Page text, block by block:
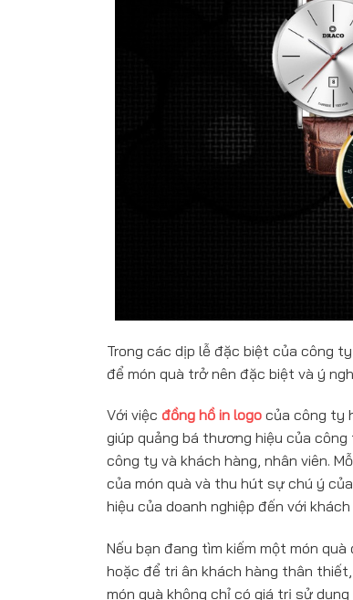
Trong các dịp lễ đặc biệt của công
để món quà trở nên đặc biệt và ý
Với việc đồng hồ in logo của công ty
giúp quảng bá thương hiệu của
công ty và khách hàng, nhân viên.
của món quà và thu hút sự chú ý
hiệu của doanh nghiệp đến với
Nếu bạn đang tìm kiếm một món
hoặc để tri ân khách hàng thân
món quà không chỉ có giá trị sử